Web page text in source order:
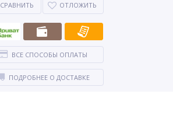
СРАВНИТЬ ОТЛОЖИТЬ
ВСЕ СПОСОБЫ ОПЛАТЫ
ПОДРОБНЕЕ О ДОСТАВКЕ